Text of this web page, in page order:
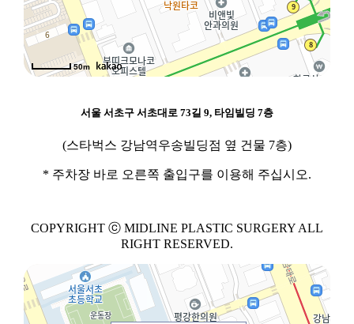
50m
서울 서초구 서초대로 73길 9, 타임빌딩 7층
(스타벅스 강남역우송빌딩점 옆 건물 7층)
* 주차장 바로 오른쪽 출입구를 이용해 주십시오.
COPYRIGHT ⓒ MIDLINE PLASTIC SURGERY ALL
RIGHT RESERVED.